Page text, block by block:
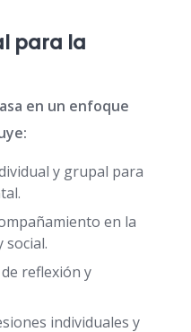
para la
en un enfoque
y grupal para
en la
reflexión y
individuales y